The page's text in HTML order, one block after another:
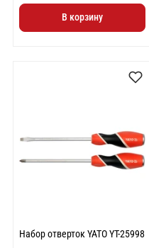
В корзину
Набор отверток YATO YT-25998